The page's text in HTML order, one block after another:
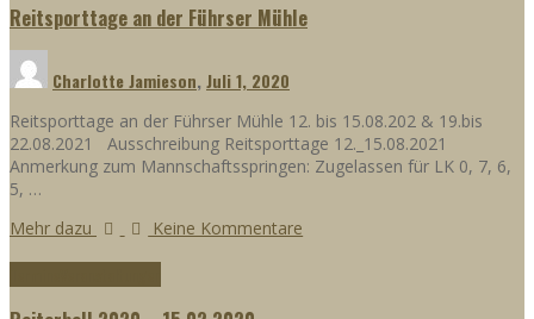
Reitsporttage an der Führser Mühle
Charlotte Jamieson, Juli 1, 2020
Reitsporttage an der Führser Mühle 12. bis 15.08.202 & 19.bis
22.08.2021 Ausschreibung Reitsporttage 12._15.08.2021
Anmerkung zum Mannschaftsspringen: Zugelassen für LK 0, 7, 6,
5, …
Mehr dazu
Keine Kommentare